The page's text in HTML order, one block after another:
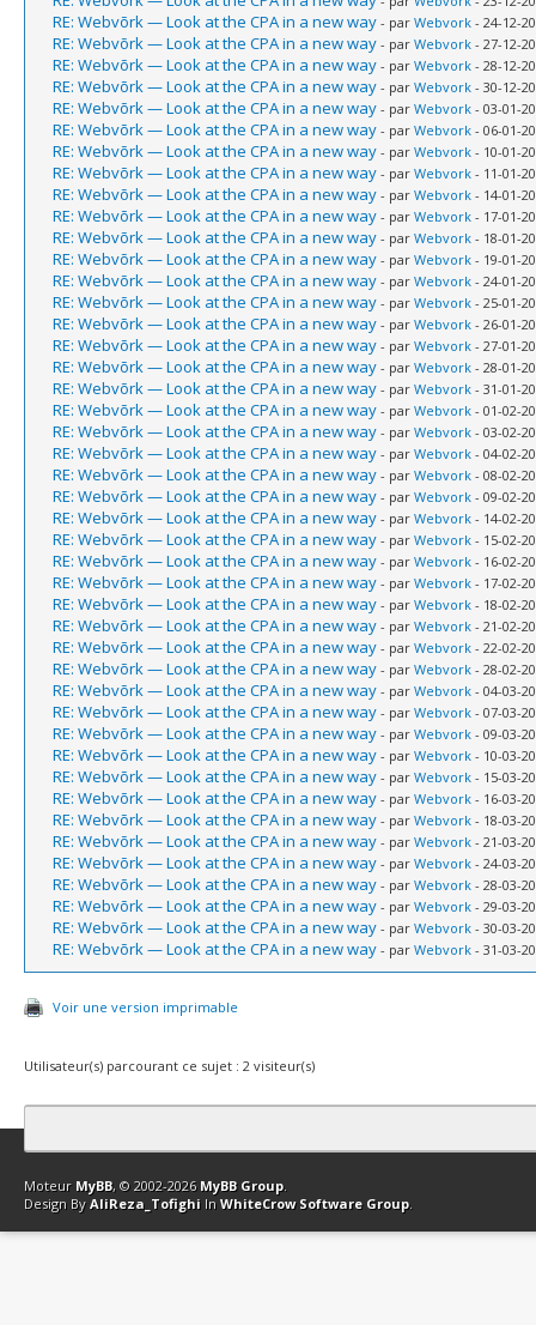
RE: Webvõrk — Look at the CPA in a new way - par Webvork - 24-12-
RE: Webvõrk — Look at the CPA in a new way - par Webvork - 27-12-
RE: Webvõrk — Look at the CPA in a new way - par Webvork - 28-12-
RE: Webvõrk — Look at the CPA in a new way - par Webvork - 30-12-
RE: Webvõrk — Look at the CPA in a new way - par Webvork - 03-01-
RE: Webvõrk — Look at the CPA in a new way - par Webvork - 06-01-
RE: Webvõrk — Look at the CPA in a new way - par Webvork - 10-01-
RE: Webvõrk — Look at the CPA in a new way - par Webvork - 11-01-
RE: Webvõrk — Look at the CPA in a new way - par Webvork - 14-01-
RE: Webvõrk — Look at the CPA in a new way - par Webvork - 17-01-
RE: Webvõrk — Look at the CPA in a new way - par Webvork - 18-01-
RE: Webvõrk — Look at the CPA in a new way - par Webvork - 19-01-
RE: Webvõrk — Look at the CPA in a new way - par Webvork - 24-01-
RE: Webvõrk — Look at the CPA in a new way - par Webvork - 25-01-
RE: Webvõrk — Look at the CPA in a new way - par Webvork - 26-01-
RE: Webvõrk — Look at the CPA in a new way - par Webvork - 27-01-
RE: Webvõrk — Look at the CPA in a new way - par Webvork - 28-01-
RE: Webvõrk — Look at the CPA in a new way - par Webvork - 31-01-
RE: Webvõrk — Look at the CPA in a new way - par Webvork - 01-02-
RE: Webvõrk — Look at the CPA in a new way - par Webvork - 03-02-
RE: Webvõrk — Look at the CPA in a new way - par Webvork - 04-02-
RE: Webvõrk — Look at the CPA in a new way - par Webvork - 08-02-
RE: Webvõrk — Look at the CPA in a new way - par Webvork - 09-02-
RE: Webvõrk — Look at the CPA in a new way - par Webvork - 14-02-
RE: Webvõrk — Look at the CPA in a new way - par Webvork - 15-02-
RE: Webvõrk — Look at the CPA in a new way - par Webvork - 16-02-
RE: Webvõrk — Look at the CPA in a new way - par Webvork - 17-02-
RE: Webvõrk — Look at the CPA in a new way - par Webvork - 18-02-
RE: Webvõrk — Look at the CPA in a new way - par Webvork - 21-02-
RE: Webvõrk — Look at the CPA in a new way - par Webvork - 22-02-
RE: Webvõrk — Look at the CPA in a new way - par Webvork - 28-02-
RE: Webvõrk — Look at the CPA in a new way - par Webvork - 04-03-
RE: Webvõrk — Look at the CPA in a new way - par Webvork - 07-03-
RE: Webvõrk — Look at the CPA in a new way - par Webvork - 09-03-
RE: Webvõrk — Look at the CPA in a new way - par Webvork - 10-03-
RE: Webvõrk — Look at the CPA in a new way - par Webvork - 15-03-
RE: Webvõrk — Look at the CPA in a new way - par Webvork - 16-03-
RE: Webvõrk — Look at the CPA in a new way - par Webvork - 18-03-
RE: Webvõrk — Look at the CPA in a new way - par Webvork - 21-03-
RE: Webvõrk — Look at the CPA in a new way - par Webvork - 24-03-
RE: Webvõrk — Look at the CPA in a new way - par Webvork - 28-03-
RE: Webvõrk — Look at the CPA in a new way - par Webvork - 29-03-
RE: Webvõrk — Look at the CPA in a new way - par Webvork - 30-03-
RE: Webvõrk — Look at the CPA in a new way - par Webvork - 31-03-
Voir une version imprimable
Utilisateur(s) parcourant ce sujet : 2 visiteur(s)
Contact Club Affiliation Retourner en haut Version bas-débit
Moteur MyBB, © 2002-2026 MyBB Group.
Design By AliReza_Tofighi In WhiteCrow Software Group.